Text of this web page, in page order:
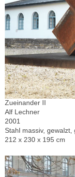
Zueinander II
Alf Lechner
2001
Stahl massiv, gewalzt,
212 x 230 x 195 cm